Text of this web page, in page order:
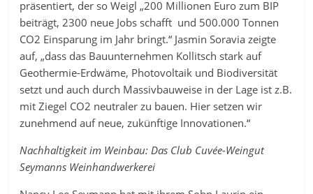
präsentiert, der so Weigl „200 Millionen Euro zum BIP
beiträgt, 2300 neue Jobs schafft und 500.000 Tonnen
CO2 Einsparung im Jahr bringt.“ Jasmin Soravia zeigte
auf, „dass das Bauunternehmen Kollitsch stark auf
Geothermie-Erdwäme, Photovoltaik und Biodiversität
setzt und auch durch Massivbauweise in der Lage ist z.B.
mit Ziegel CO2 neutraler zu bauen. Hier setzen wir
zunehmend auf neue, zukünftige Innovationen.“
Nachhaltigkeit im Weinbau: Das Club Cuvée-Weingut
Seymanns Weinhandwerkerei